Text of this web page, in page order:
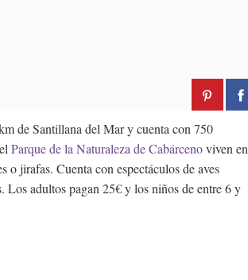
de Santillana del Mar y cuenta con 750
Parque de la Naturaleza de Cabárcenoviven en
o jirafas. Cuenta con espectáculos de aves
Los adultos pagan 25€ y los niños de entre 6 y